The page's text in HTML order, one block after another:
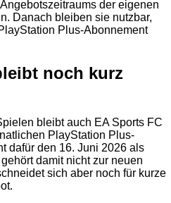
der eigenen
Danach bleiben sie nutzbar,
Plus-Abonnement
noch kurz
bleibt auch EA Sports FC
PlayStation Plus-
dafür den 16. Juni 2026 als
damit nicht zur neuen
sich aber noch für kurze